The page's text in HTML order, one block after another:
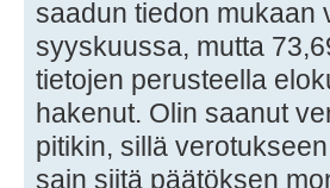
saadun tiedon mukaan
syyskuussa, mutta
tietojen perusteella
hakenut. Olin saanut
pitikin, sillä
sain siitä päätöksen